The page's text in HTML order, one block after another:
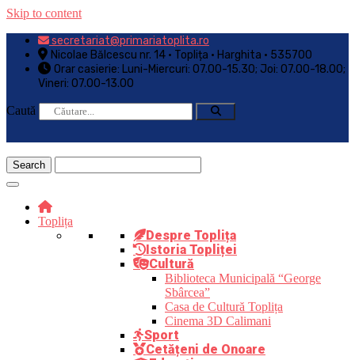
Skip to content
secretariat@primariatoplita.ro
Nicolae Bălcescu nr. 14 • Toplița • Harghita • 535700
Orar casierie: Luni-Miercuri: 07.00-15.30; Joi: 07.00-18.00;
Vineri: 07.00-13.00
Caută
Toplița
Despre Toplița
Istoria Topliței
Cultură
Biblioteca Municipală “George
Sbârcea”
Casa de Cultură Toplița
Cinema 3D Calimani
Sport
Cetățeni de Onoare